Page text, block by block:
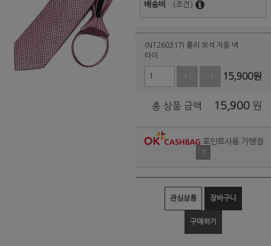
배송비 (조건)
(NT260317) 폴리 보석 자동 넥
타이
+1 -1 15,900원
총 상품 금액 15,900 원
포인트사용 가맹점
?
관심상품 장바구니
구매하기